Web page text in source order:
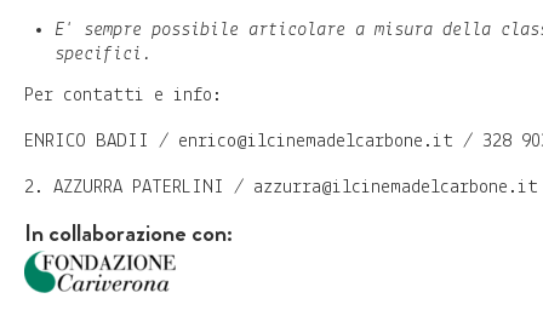
E' sempre possibile articolare a misura della
specifici.
Per contatti e info:
ENRICO BADII / enrico@ilcinemadelcarbone.it / 328
2. AZZURRA PATERLINI /
In collaborazione con: